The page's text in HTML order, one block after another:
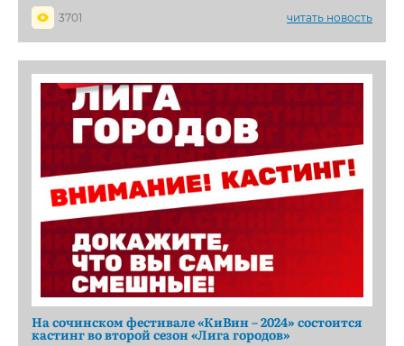
3701
читать новость
На сочинском фестивале «КиВин – 2024» состоится
кастинг во второй сезон «Лига городов»